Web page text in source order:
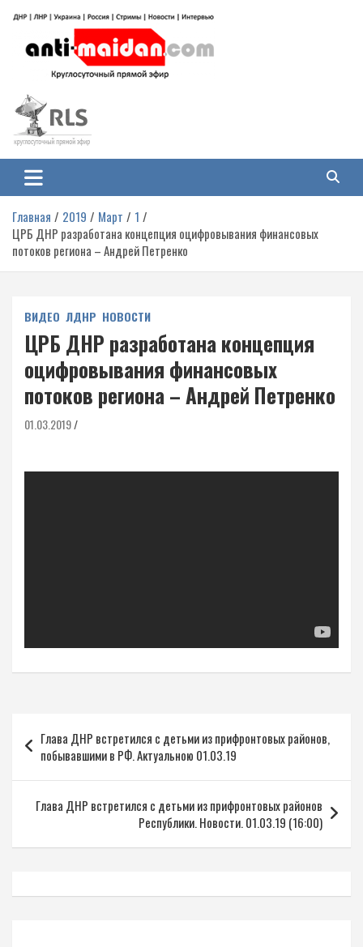
содержимому
Антимайдан: Гражданская война
на Украине
гражданской войне на Украине, включая события в Новороссии, ДНР,
ЛНР и других регионах.
Главная 2019 Март
1
ЦРБ ДНР разработана концепция оцифровывания финансовых
потоков региона – Андрей Петренко
ВИДЕО ЛДНР НОВОСТИ
ЦРБ ДНР разработана концепция
оцифровывания финансовых
потоков региона – Андрей Петренко
01.03.2019
по
записям
Глава ДНР встретился с детьми из прифронтовых районов,
побывавшими в РФ. Актуальною 01.03.19
Глава ДНР встретился с детьми из прифронтовых районов
Республики. Новости. 01.03.19 (16:00)